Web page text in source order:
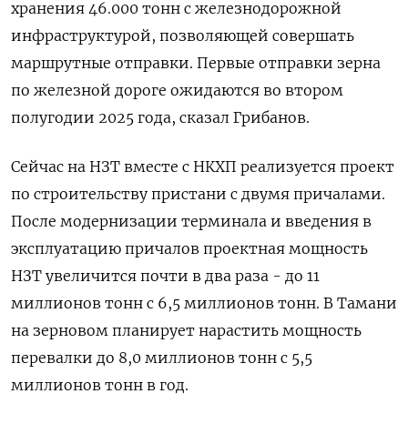
хранения 46.000 тонн с железнодорожной
инфраструктурой, позволяющей совершать
маршрутные отправки. Первые отправки зерна
по железной дороге ожидаются во втором
полугодии 2025 года, сказал Грибанов.
Сейчас на НЗТ вместе с НКХП реализуется проект
по строительству пристани с двумя причалами.
После модернизации терминала и введения в
эксплуатацию причалов проектная мощность
НЗТ увеличится почти в два раза - до 11
миллионов тонн с 6,5 миллионов тонн. В Тамани
на зерновом планирует нарастить мощность
перевалки до 8,0 миллионов тонн с 5,5
миллионов тонн в год.